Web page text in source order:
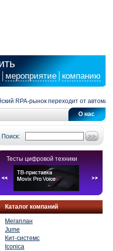
мероприятие компанию
RPA-рынок переходит от
О нас
Поиск:
Тесты цифровой техники
Каталог компаний
Мегаплан
Jume
Кит-системс
Iconica